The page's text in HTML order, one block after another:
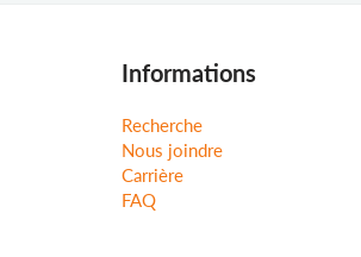
Informations
Recherche
Nous joindre
Carrière
FAQ